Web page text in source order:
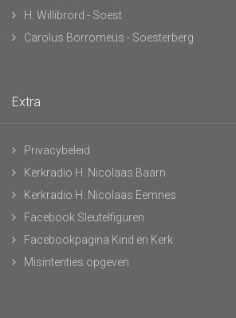
H. Willibrord - Soest
Carolus Borromeüs - Soesterberg
Extra
Privacybeleid
Kerkradio H. Nicolaas Baarn
Kerkradio H. Nicolaas Eemnes
Facebook Sleutelfiguren
Facebookpagina Kind en Kerk
Misintenties opgeven